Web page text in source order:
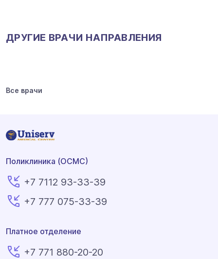
ДРУГИЕ ВРАЧИ НАПРАВЛЕНИЯ
Все врачи
Поликлиника (ОСМС)
+7 7112 93-33-39
+7 777 075-33-39
Платное отделение
+7 771 880-20-20